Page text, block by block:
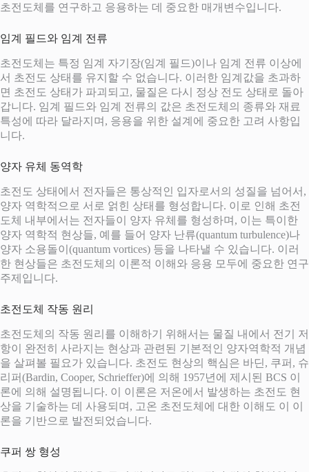
초전도체를 연구하고 응용하는 데 중요한 매개변수입니다.
임계 필드와 임계 전류
초전도체는 특정 임계 자기장(임계 필드)이나 임계 전류 이상에
서 초전도 상태를 유지할 수 없습니다. 이러한 임계값을 초과하
면 초전도 상태가 파괴되고, 물질은 다시 정상 전도 상태로 돌아
갑니다. 임계 필드와 임계 전류의 값은 초전도체의 종류와 재료
특성에 따라 달라지며, 응용을 위한 설계에 중요한 고려 사항입
니다.
양자 유체 동역학
초전도 상태에서 전자들은 통상적인 입자로서의 성질을 넘어서,
양자 역학적으로 서로 얽힌 상태를 형성합니다. 이로 인해 초전
도체 내부에서는 전자들이 양자 유체를 형성하며, 이는 특이한
양자 역학적 현상들, 예를 들어 양자 난류(quantum turbulence)나
양자 소용돌이(quantum vortices) 등을 나타낼 수 있습니다. 이러
한 현상들은 초전도체의 이론적 이해와 응용 모두에 중요한 연구
주제입니다.
초전도체 작동 원리
초전도체의 작동 원리를 이해하기 위해서는 물질 내에서 전기 저
항이 완전히 사라지는 현상과 관련된 기본적인 양자역학적 개념
을 살펴볼 필요가 있습니다. 초전도 현상의 핵심은 바딘, 쿠퍼, 슈
리퍼(Bardin, Cooper, Schrieffer)에 의해 1957년에 제시된 BCS 이
론에 의해 설명됩니다. 이 이론은 저온에서 발생하는 초전도 현
상을 기술하는 데 사용되며, 고온 초전도체에 대한 이해도 이 이
론을 기반으로 발전되었습니다.
쿠퍼 쌍 형성